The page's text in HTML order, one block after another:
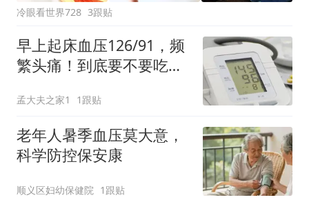
冷眼看世界728 3跟贴
早上起床血压126/91，频
繁头痛！到底要不要吃降
孟大夫之家1 1跟贴
老年人暑季血压莫大意，
科学防控保安康
顺义区妇幼保健院 1跟贴